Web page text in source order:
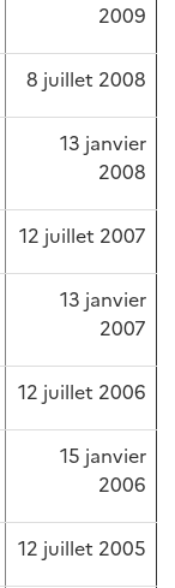
2009
8 juillet 2008
13 janvier
2008
12 juillet 2007
13 janvier
2007
12 juillet 2006
15 janvier
2006
12 juillet 2005